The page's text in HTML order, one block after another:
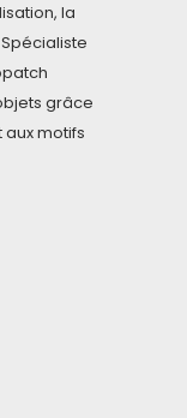
la
grâce
motifs